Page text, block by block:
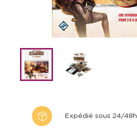
Expédié sous 24/48h